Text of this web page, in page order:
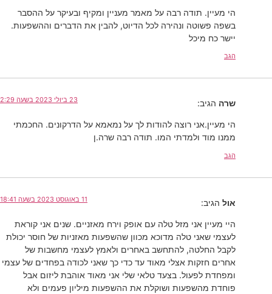
הי מעיין. תודה רבה על מאמר מעניין ומקיף ובעיקר על ההסבר
בשפה פשוטה ונהירה לכל הדיוט, להבין את הדברים וההשפעות.
יישר כח מיכל
הגב
שרה הגיב: 23 ביולי 2023 בשעה 2:29
הי מעיין.אני רוצה להודות לך על נמאמא על הדרקונים. החכמתי
ממנו מוד ולמדתי המו. תודה רבה שרה.ן
הגב
אול הגיב: 11 באוגוסט 2023 בשעה 18:41
היי מעיין אני מזל טלה עם אופק וירח מאזניים. שנים אני קוראת
לעצמי שאני טלה מדוכא מכוון שהשפעות מאזניות של חוסר יכולת
לקבל החלטה, להתחשב באחרים ולאמץ לעצמי מחשבות של
אחרים חזקות אצלי מאוד עד כדי כך שאני לכודה בפחדים של עצמי
ומפחדת לפעול. בצעד טלאי שלי אני מאוד אוהבת ליזום אבל
פוחדת מהשפעות ושוקלת את ההשפעות מיליון פעמים ולא